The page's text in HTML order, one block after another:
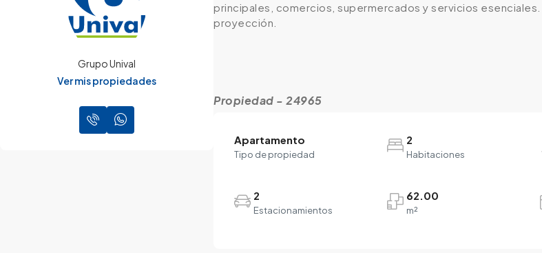
Grupo Unival
Ver mis propiedades
principales, comercios, supermercados y servicios
proyección.
Propiedad - 24965
Apartamento
Tipo de propiedad
2
Habitaciones
2
Estacionamientos
62.00
m²